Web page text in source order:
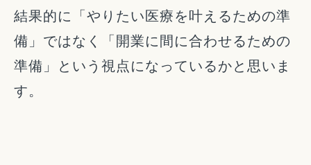
結果的に「やりたい医療を叶えるための準
備」ではなく「開業に間に合わせるための
準備」という視点になっているかと思いま
す。